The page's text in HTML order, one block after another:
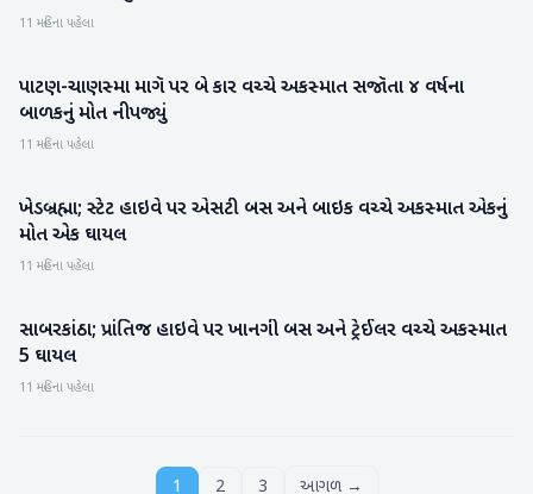
11 મહિના પહેલા
પાટણ
પાટણ-ચાણસ્મા માગૅ પર બે કાર વચ્ચે અકસ્માત સજૉતા ૪ વર્ષના
બાળકનું મોત નીપજ્યું
11 મહિના પહેલા
સાબરકાંઠા
ખેડબ્રહ્મા; સ્ટેટ હાઇવે પર એસટી બસ અને બાઇક વચ્ચે અકસ્માત એકનું
મોત એક ઘાયલ
11 મહિના પહેલા
સાબરકાંઠા
સાબરકાંઠા; પ્રાંતિજ હાઇવે પર ખાનગી બસ અને ટ્રેઈલર વચ્ચે અકસ્માત
5 ઘાયલ
11 મહિના પહેલા
1 2 3 આગળ →